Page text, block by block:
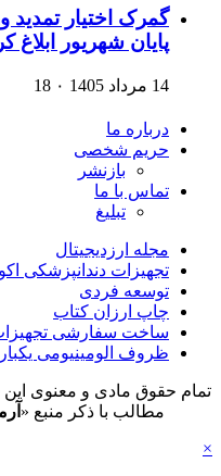
گمرک اختیار تمدید
پایان شهریور ابلاغ
14 مرداد 1405 ۰ 18
درباره ما
حریم شخصی
بازنشر
تماس با ما
تبلیغ
مجله ارزدیجیتال
تجهیزات دندانپزشکی
توسعه فردی
چاپ ارزان کتاب
ساخت سفارشی
ظروف الومینیومی
تمام حقوق مادی و معنوی
مطالب با ذکر منبع «
×